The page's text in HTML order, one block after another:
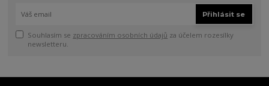
Přihlásit se
Souhlasím se zpracováním osobních údajů za účelem rozesílky
newsletteru.